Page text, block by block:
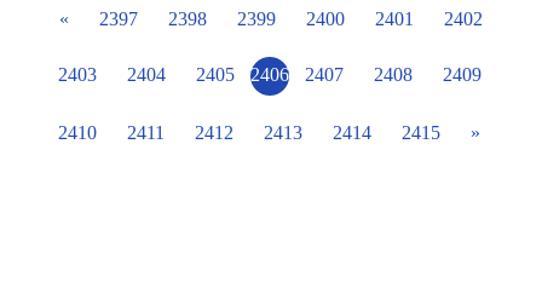
« 2397 2398 2399 2400 2401 2402
2403 2404 2405 2406 2407 2408 2409
2410 2411 2412 2413 2414 2415 »